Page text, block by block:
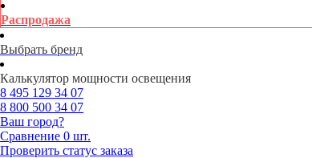
Распродажа
Выбрать бренд
Калькулятор мощности освещения
8 495 129 34 07
8 800 500 34 07
Ваш город?
Сравнение 0 шт.
Проверить статус заказа